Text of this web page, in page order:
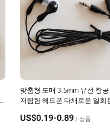
맞춤형 도매 3.5mm 유선 항
저렴한 헤드폰 다채로운 일회
US$0.19-0.89 / 상품